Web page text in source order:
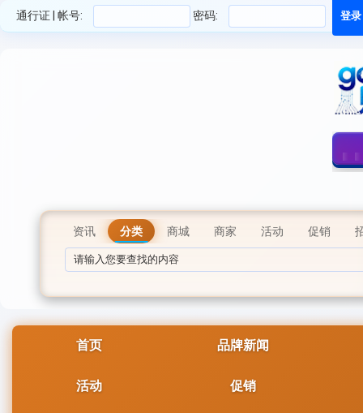
通行证 | 帐号: 密码:
资讯 分类 商城 商家 活动 促销
首页 品牌新闻
活动 促销